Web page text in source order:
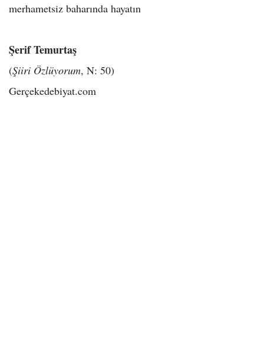
merhametsiz baharında hayatın
Şerif Temurtaş
(Şiiri Özlüyorum, N: 50)
Gerçekedebiyat.com